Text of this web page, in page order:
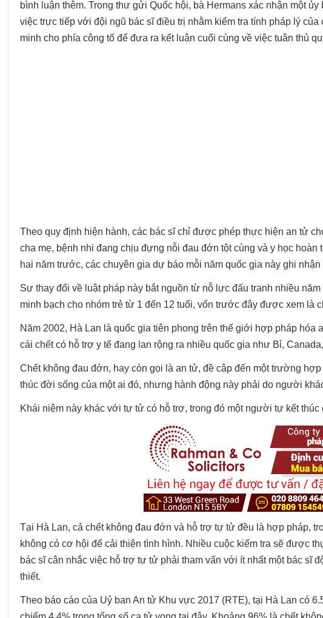
bình luận thêm. Trong thư gửi Quốc hội, bà Hermans xác nhận một
việc trực tiếp với đội ngũ bác sĩ điều trị nhằm kiểm tra tính pháp lý
minh cho phía công tố để đưa ra kết luận cuối cùng về việc tuân thủ
Theo quy định hiện hành, các bác sĩ chỉ được phép thực hiện an tử
cha mẹ, bệnh nhi đang chịu đựng nỗi đau đớn tột cùng và y học
hai năm trước, các chuyên gia dự báo mỗi năm quốc gia này ghi
Sự thay đổi về luật pháp này bắt nguồn từ nỗ lực đấu tranh nhiều
minh bạch cho nhóm trẻ từ 1 đến 12 tuổi, vốn trước đây được xem là
Năm 2002, Hà Lan là quốc gia tiên phong trên thế giới hợp pháp
cái chết có hỗ trợ y tế đang lan rộng ra nhiều quốc gia như Bỉ,
Chết không đau đớn, hay còn gọi là an tử, đề cập đến một trường
thúc đời sống của một ai đó, nhưng hành động này phải do người
Khái niệm này khác với tự tử có hỗ trợ, trong đó một người tự kết
Tại Hà Lan, cả chết không đau đớn và hỗ trợ tự tử đều là hợp pháp,
không có cơ hội để cải thiện tình hình. Nhiều cuộc kiểm tra sẽ được
bác sĩ cân nhắc việc hỗ trợ tự tử phải tham vấn với ít nhất một bác sĩ
thiết.
Theo báo cáo của Uỷ ban An tử Khu vực 2017 (RTE), tại Hà Lan có